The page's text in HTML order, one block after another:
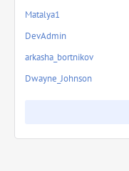
Matalya1
DevAdmin
arkasha_bortnikov
Dwayne_Johnson